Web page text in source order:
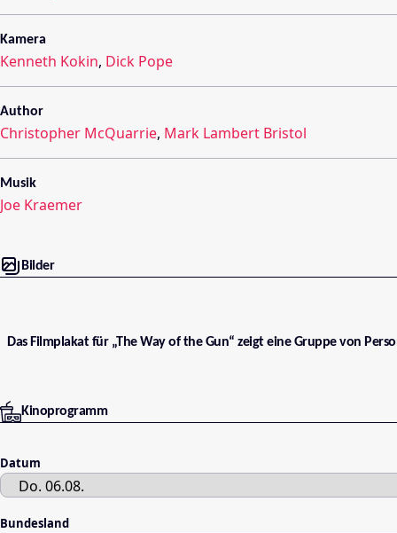
Kamera
Kenneth Kokin, Dick Pope
Author
Christopher McQuarrie, Mark Lambert Bristol
Musik
Joe Kraemer
Bilder
Das Filmplakat für „The Way of the Gun“ zeigt eine Gruppe von
Kinoprogramm
Datum
Bundesland